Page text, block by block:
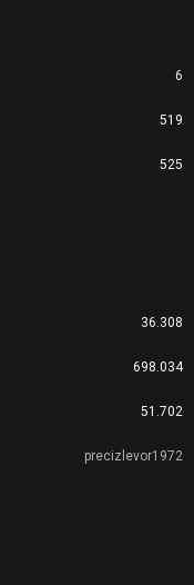
6
519
525
36.308
698.034
51.702
precizlevor1972